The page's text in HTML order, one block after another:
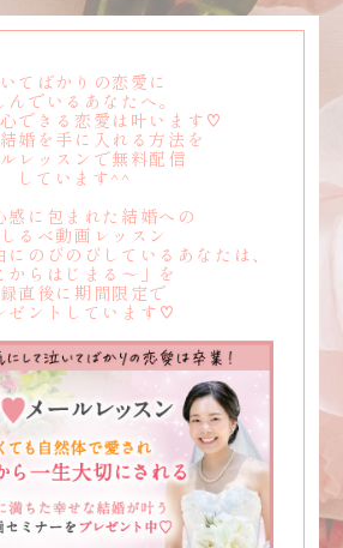
てばかりの恋愛に
んでいるあなたへ。
できる恋愛は叶います♡
婚を手に入れる方法を
レッスンで無料配信
しています^^
感に包まれた結婚への
るべ動画レッスン
のびのびしているあなたは、
からはじまる～」を
直後に期間限定で
ゼントしています♡